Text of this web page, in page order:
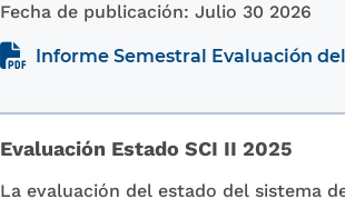
Fecha de publicación: Julio 30 2026
Informe Semestral Evaluación
Evaluación Estado SCI II 2025
La evaluación del estado del sistema